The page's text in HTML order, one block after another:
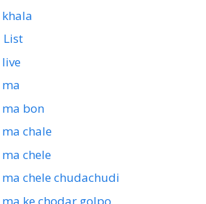
List
bon
chale
chele
chele chudachudi
ke chodar golpo